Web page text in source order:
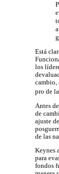
Está
los
cambio,
pro de
Antes
de
ajuste
de las
Keynes
para
fondos